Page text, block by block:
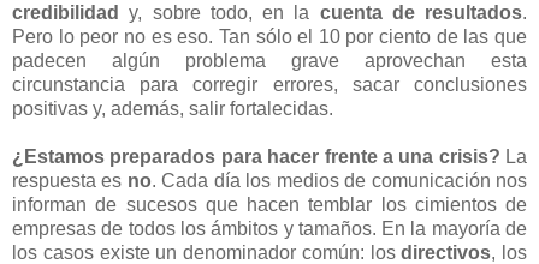
credibilidad
y, sobre todo, en la cuenta de resultados.
Pero lo peor no es eso. Tan sólo el 10 por ciento de las que
padecen algún problema grave aprovechan esta
circunstancia para corregir errores, sacar conclusiones
positivas y, además, salir fortalecidas.
¿Estamos preparados para hacer frente a una crisis? La
respuesta es no. Cada día los medios de comunicación nos
informan de sucesos que hacen temblar los cimientos de
empresas de todos los ámbitos y tamaños. En la mayoría de
los casos existe un denominador común: losdirectivos, los